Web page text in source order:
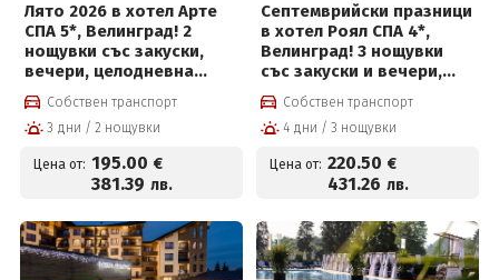
Лято 2026 в хотел Арте
СПА 5*, Велинград! 2
нощувки със закуски,
вечери, целодневна
детска анимация,
вътрешен и външен
басейн с минерална вода
за деца до 12 г
Собствен транспорт
3 дни / 2 нощувки
Цена от: 195.00 €
381.39 лв.
Септемврийски празници
в хотел Роял СПА 4*,
Велинград! 3 нощувки
със закуски и вечери,
детска анимация и СПА
център на цени от 220.50
евро на човек
Собствен транспорт
4 дни / 3 нощувки
Цена от: 220.50 €
431.26 лв.